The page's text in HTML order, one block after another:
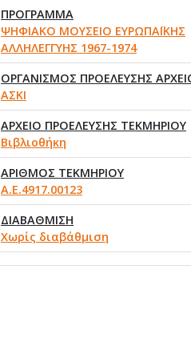
ΠΡΟΓΡΑΜΜΑ
ΨΗΦΙΑΚΟ ΜΟΥΣΕΙΟ ΕΥΡΩΠΑΪΚΗΣ
ΑΛΛΗΛΕΓΓΥΗΣ 1967-1974
ΟΡΓΑΝΙΣΜΟΣ ΠΡΟΕΛΕΥΣΗΣ
ΑΣΚΙ
ΑΡΧΕΙΟ ΠΡΟΕΛΕΥΣΗΣ ΤΕΚΜΗΡΙΟΥ
Βιβλιοθήκη
ΑΡΙΘΜΟΣ ΤΕΚΜΗΡΙΟΥ
Α.Ε.4917.00123
ΔΙΑΒΑΘΜΙΣΗ
Χωρίς διαβάθμιση